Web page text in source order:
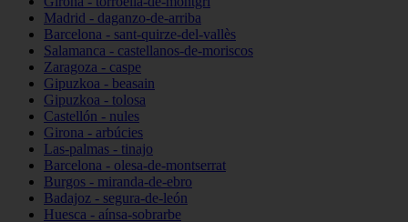
Madrid - daganzo-de-arriba
Barcelona - sant-quirze-del-vallès
Salamanca - castellanos-de-moriscos
Zaragoza - caspe
Gipuzkoa - beasain
Gipuzkoa - tolosa
Castellón - nules
Girona - arbúcies
Las-palmas - tinajo
Barcelona - olesa-de-montserrat
Burgos - miranda-de-ebro
Badajoz - segura-de-león
Huesca - aínsa-sobrarbe